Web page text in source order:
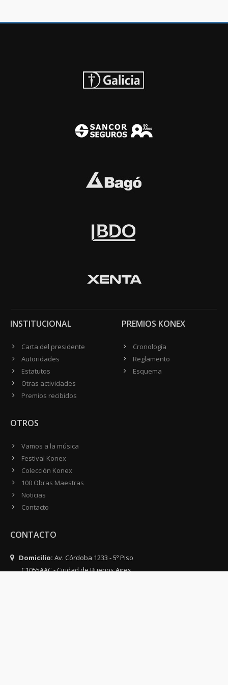
INSTITUCIONAL
Carta del presidente
Autoridades
Estatutos
Otras actividades
Premios recibidos
PREMIOS KONEX
Cronología
Reglamento
Esquema
OTROS
Vamos a la música
Festival Konex
Colección Konex
100 Obras Maestras
Noticias
Contacto
CONTACTO
Domicilio: Av. Córdoba 1233 - 5º Piso
C1055AAC - Ciudad de Buenos Aires